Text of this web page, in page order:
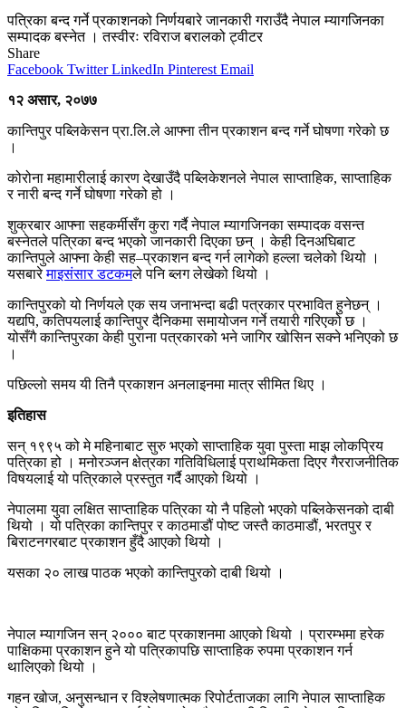
पत्रिका बन्द गर्ने प्रकाशनको निर्णयबारे जानकारी गराउँदै नेपाल म्यागजिनका
सम्पादक बस्नेत । तस्वीरः रविराज बरालको ट्वीटर
Share
Facebook Twitter LinkedIn Pinterest Email
१२ असार, २०७७
कान्तिपुर पब्लिकेसन प्रा.लि.ले आफ्ना तीन प्रकाशन बन्द गर्ने घोषणा गरेको छ
।
कोरोना महामारीलाई कारण देखाउँदै पब्लिकेशनले नेपाल साप्ताहिक, साप्ताहिक
र नारी बन्द गर्ने घोषणा गरेको हो ।
शुक्रबार आफ्ना सहकर्मीसँग कुरा गर्दै नेपाल म्यागजिनका सम्पादक वसन्त
बस्नेतले पत्रिका बन्द भएको जानकारी दिएका छन् । केही दिनअघिबाट
कान्तिपुले आफ्ना केही सह–प्रकाशन बन्द गर्न लागेको हल्ला चलेको थियो ।
यसबारेमाइसंसार डटकमले पनि ब्लग लेखेको थियो ।
कान्तिपुरको यो निर्णयले एक सय जनाभन्दा बढी पत्रकार प्रभावित हुनेछन् ।
यद्यपि, कतिपयलाई कान्तिपुर दैनिकमा समायोजन गर्ने तयारी गरिएको छ ।
योसँगै कान्तिपुरका केही पुराना पत्रकारको भने जागिर खोसिन सक्ने भनिएको छ
।
पछिल्लो समय यी तिनै प्रकाशन अनलाइनमा मात्र सीमित थिए ।
इतिहास
सन् १९९५ को मे महिनाबाट सुरु भएको साप्ताहिक युवा पुस्ता माझ लोकप्रिय
पत्रिका हो । मनोरञ्जन क्षेत्रका गतिविधिलाई प्राथमिकता दिएर गैरराजनीतिक
विषयलाई यो पत्रिकाले प्रस्तुत गर्दै आएको थियो ।
नेपालमा युवा लक्षित साप्ताहिक पत्रिका यो नै पहिलो भएको पब्लिकेसनको दाबी
थियो । यो पत्रिका कान्तिपुर र काठमाडौं पोष्ट जस्तै काठमाडौं, भरतपुर र
बिराटनगरबाट प्रकाशन हुँदै आएको थियो ।
यसका २० लाख पाठक भएको कान्तिपुरको दाबी थियो ।
नेपाल म्यागजिन सन् २००० बाट प्रकाशनमा आएको थियो । प्रारम्भमा हरेक
पाक्षिकमा प्रकाशन हुने यो पत्रिकापछि साप्ताहिक रुपमा प्रकाशन गर्न
थालिएको थियो ।
गहन खोज, अनुसन्धान र विश्लेषणात्मक रिपोर्टताजका लागि नेपाल साप्ताहिक